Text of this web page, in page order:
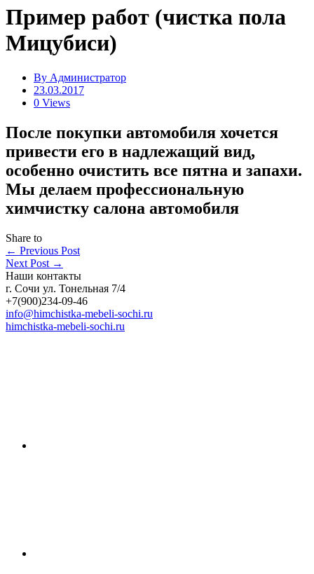
Пример работ (чистка пола
Мицубиси)
By Администратор
23.03.2017
0 Views
После покупки автомобиля хочется
привести его в надлежащий вид,
особенно очистить все пятна и запахи.
Мы делаем профессиональную
химчистку салона автомобиля
Share to
← Previous Post
Next Post →
Наши контакты
г. Сочи ул. Тонельная 7/4
+7(900)234-09-46
info@himchistka-mebeli-sochi.ru
himchistka-mebeli-sochi.ru